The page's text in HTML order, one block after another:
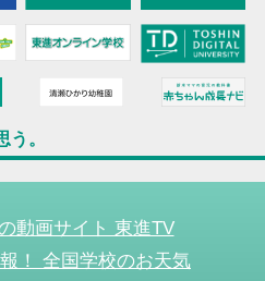
。
動画サイト 東進TV
！ 全国学校のお天気